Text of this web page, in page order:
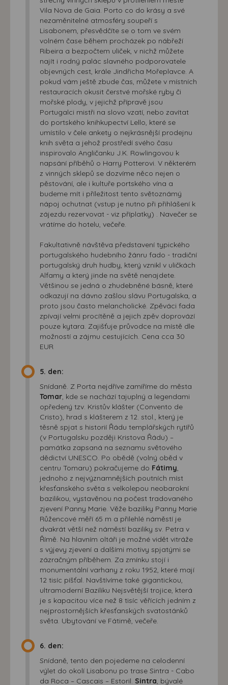
Vila Nova de Gaia. Porto co do krásy a své
nezaměnitelné atmosféry soupeří s
Lisabonem, přesvědčíte se o tom ve svém
volném čase během procházek po nábřeží
Ribeira a bezpočtem uliček, v nichž můžete
najít i rodný palác slavného podporovatele
objevných cest, krále Jindřicha Mořeplavce. A
pokud vám ještě zbude čas, můžete v místních
restauracích okusit čerstvé mořské ryby či
mořské plody, v jejichž přípravě jsou
Portugalci mistři na slovo vzatí, nebo zavítat
do portského knihkupectví Lello, které se
umístilo v čele ankety o nejkrásnější prodejnu
knih světa a jehož prostředí svého času
inspirovalo Angličanku J.K. Rowlingovou k
napsání příběhů o Harry Potterovi. V některém
z vinných sklepů se dozvíme něco nejen o
pěstování, ale i kultuře portského vína a
budeme mít i příležitost tento světoznámý
nápoj ochutnat (vstup je nutno při přihlášení k
zájezdu rezervovat - viz příplatky) . Navečer se
vrátíme do hotelu, večeře.
Fakultativně návštěva představení typického
portugalského hudebního žánru fado - tradiční
portugalský druh hudby, který vznikl v uličkách
Alfamy a který jinde na světě nenajdete.
Většinou se jedná o zhudebněné básně, které
odkazují na dávno zašlou slávu Portugalska, a
proto jsou často melancholické. Zpěváci fada
zpívají velmi procítěně a jejich zpěv doprovází
pouze kytara. Zajišťuje průvodce na místě dle
možností a zájmu cestujících. Cena cca 30
EUR
5. den:
Snídaně. Z Porta nejdříve zamíříme do města
Tomar , kde se nachází tajuplný a legendami
opředený tzv. Kristův klášter (Convento de
Cristo), hrad s klášterem z 12. stol., který je
těsně spjat s historií Řádu templářských rytířů
(v Portugalsku později Kristova Řádu) –
památka zapsaná na seznamu světového
dědictví UNESCO. Po obědě (volný oběd v
centru Tomaru) pokračujeme do Fátimy
jednoho z nejvýznamnějších poutních míst
křesťanského světa s velkolepou neobarokní
bazilikou, vystavěnou na počest tradovaného
zjevení Panny Marie. Věže baziliky Panny Marie
Růžencové měří 65 m a přilehlé náměstí je
dvakrát větší než náměstí baziliky sv. Petra v
Římě. Na hlavním oltáři je možné vidět vitráže
s výjevy zjevení a dalšími motivy spjatými se
zázračným příběhem. Za zmínku stojí i
monumentální varhany z roku 1952, které mají
12 tisíc píšťal. Navštívíme také gigantickou,
ultramoderní Baziliku Nejsvětější trojice, která
je s kapacitou více než 8 tisíc věřících jedním z
nejprostornějších křesťanských svatostánků
světa. Ubytování ve Fátimě, večeře.
6. den:
Snídaně, tento den pojedeme na celodenní
výlet do okolí Lisabonu po trase Sintra - Cabo
da Roca – Cascais – Estoril. Sintra , bývalé